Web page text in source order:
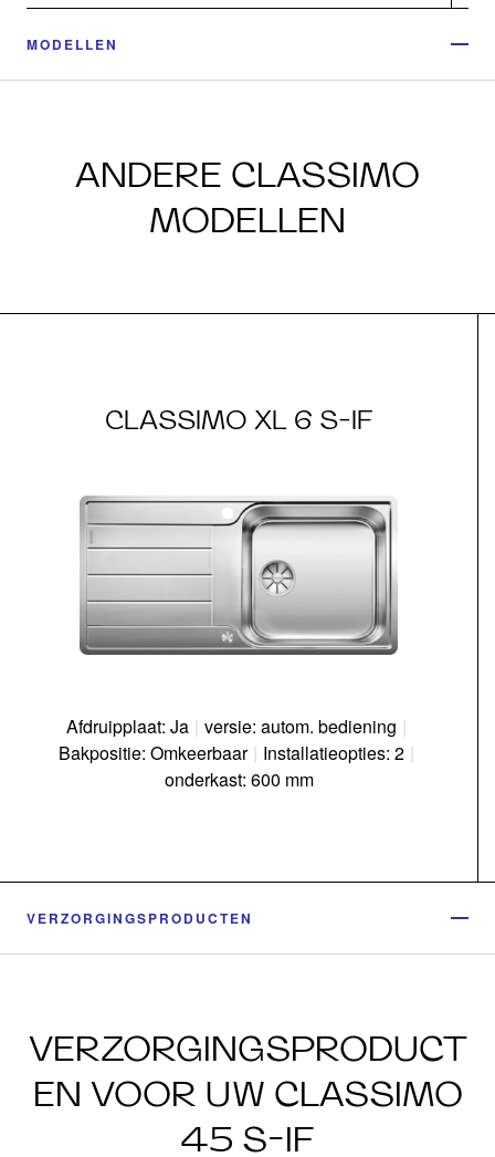
MODELLEN
ANDERE CLASSIMO
MODELLEN
CLASSIMO XL 6 S-IF
Afdruipplaat: Ja | versie: autom. bediening |
Bakpositie: Omkeerbaar | Installatieopties: 2 |
onderkast: 600 mm
VERZORGINGSPRODUCTEN
VERZORGINGSPRODUCT
EN VOOR UW CLASSIMO
45 S-IF